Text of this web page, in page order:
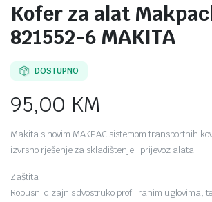
Kofer za alat
821552-6 MAKITA
DOSTUPNO
95,00 KM
Makita s novim MAKPAC sistemom transportnih
izvrsno rješenje za skladištenje i prijevoz alata.
Zaštita
Robusni dizajn s dvostruko profiliranim uglovima,